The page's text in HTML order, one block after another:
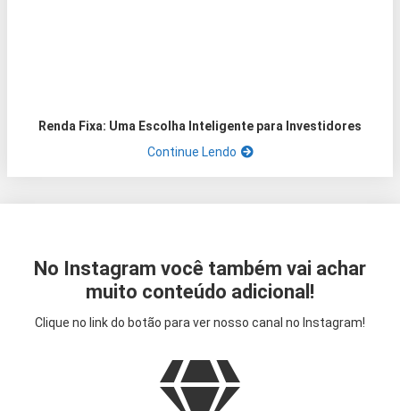
Renda Fixa: Uma Escolha Inteligente para Investidores
Continue Lendo
No Instagram você também vai achar
muito conteúdo adicional!
Clique no link do botão para ver nosso canal no Instagram!